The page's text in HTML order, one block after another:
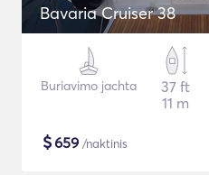
Bavaria Cruiser 38
Buriavimo jachta
37 ft
11 m
$659 /naktinis